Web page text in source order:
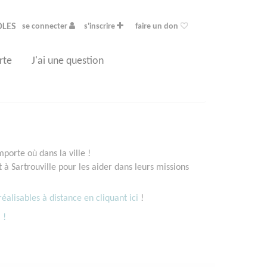
se connecter s'inscrire faire un don
J'ai une question
où dans la ville !
Sartrouville pour les aider dans leurs missions
à distance en cliquant ici !
!